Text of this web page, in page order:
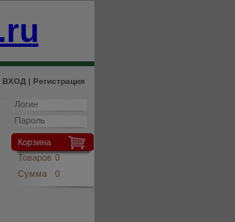
ВХОД | Регистрация
Корзина
Товаров 0
Сумма
0